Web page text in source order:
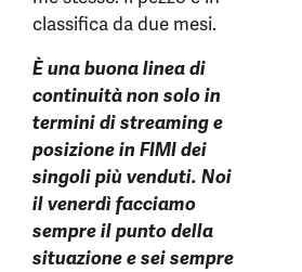
classifica da due mesi.
È una buona linea di
continuità non solo in
termini di streaming e
posizione in FIMI dei
singoli più venduti. Noi
il venerdì facciamo
sempre il punto della
situazione e sei sempre